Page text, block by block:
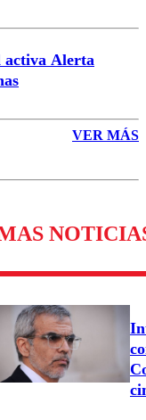
activa Alerta
VER MÁS